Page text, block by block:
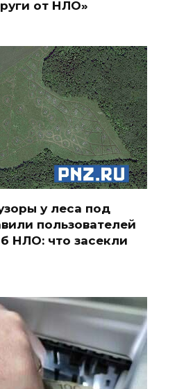
от НЛО»
у леса под
пользователей
НЛО: что засекли